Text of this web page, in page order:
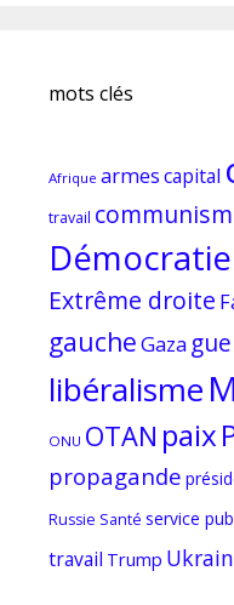
mots clés
Afrique armescapital
travail
Démocratie
Extrême droite
gaucheGaza
libéralisme
ONU OTAN paix
propagande
Russie Santé service
travail Trump